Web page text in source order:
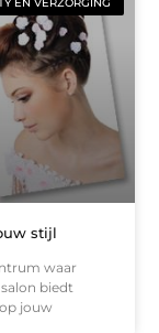
EN VERZORGING
stijl
waar
biedt
jouw